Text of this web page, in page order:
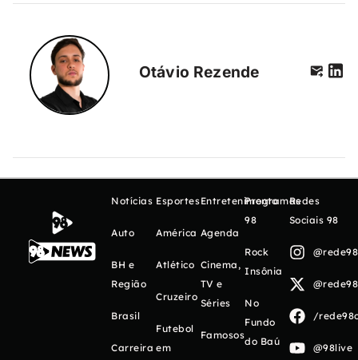
Otávio Rezende
Notícias
Auto
BH e
Região
Brasil
Carreira
Esportes
América
Atlético
Cruzeiro
Futebol
em
Entretenimento
Agenda
Cinema,
TV e
Séries
Famosos
Programas
98
Rock
Insônia
No
Fundo
do Baú
Redes
Sociais 98
/
@98live